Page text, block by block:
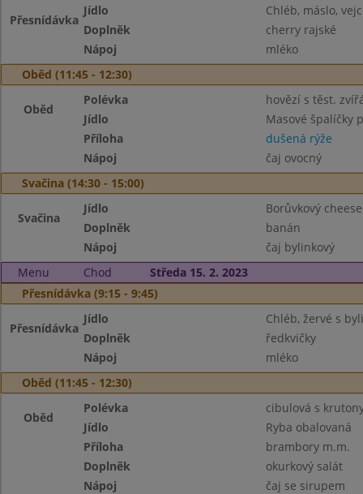
Přesnídávka
Jídlo
Chléb, máslo,
Doplněk
cherry rajské
Nápoj
mléko
Oběd (11:45 - 12:30)
Oběd
Polévka
hovězí s těst.
Jídlo
Masové špalíčky
Příloha
dušená rýže
Nápoj
čaj ovocný
Svačina (14:30 - 15:00)
Svačina
Jídlo
Borůvkový
Doplněk
banán
Nápoj
čaj bylinkový
Menu
Chod
Středa 15. 2. 2023
Přesnídávka (9:15 - 9:45)
Přesnídávka
Jídlo
Chléb, žervé s
Doplněk
ředkvičky
Nápoj
mléko
Oběd (11:45 - 12:30)
Oběd
Polévka
cibulová s
Jídlo
Ryba obalovaná
Příloha
brambory m.m.
Doplněk
okurkový salát
Nápoj
čaj se sirupem